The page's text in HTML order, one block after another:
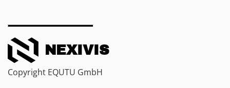
NEXIVIS
Copyright EQUTU GmbH